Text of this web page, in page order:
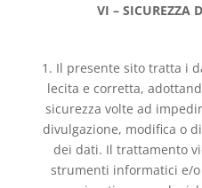
VI – SICUREZZA
1. Il presente sito tratta i
lecita e corretta,
sicurezza volte ad
divulgazione, modifica o
dei dati. Il trattamento
strumenti informatici e/